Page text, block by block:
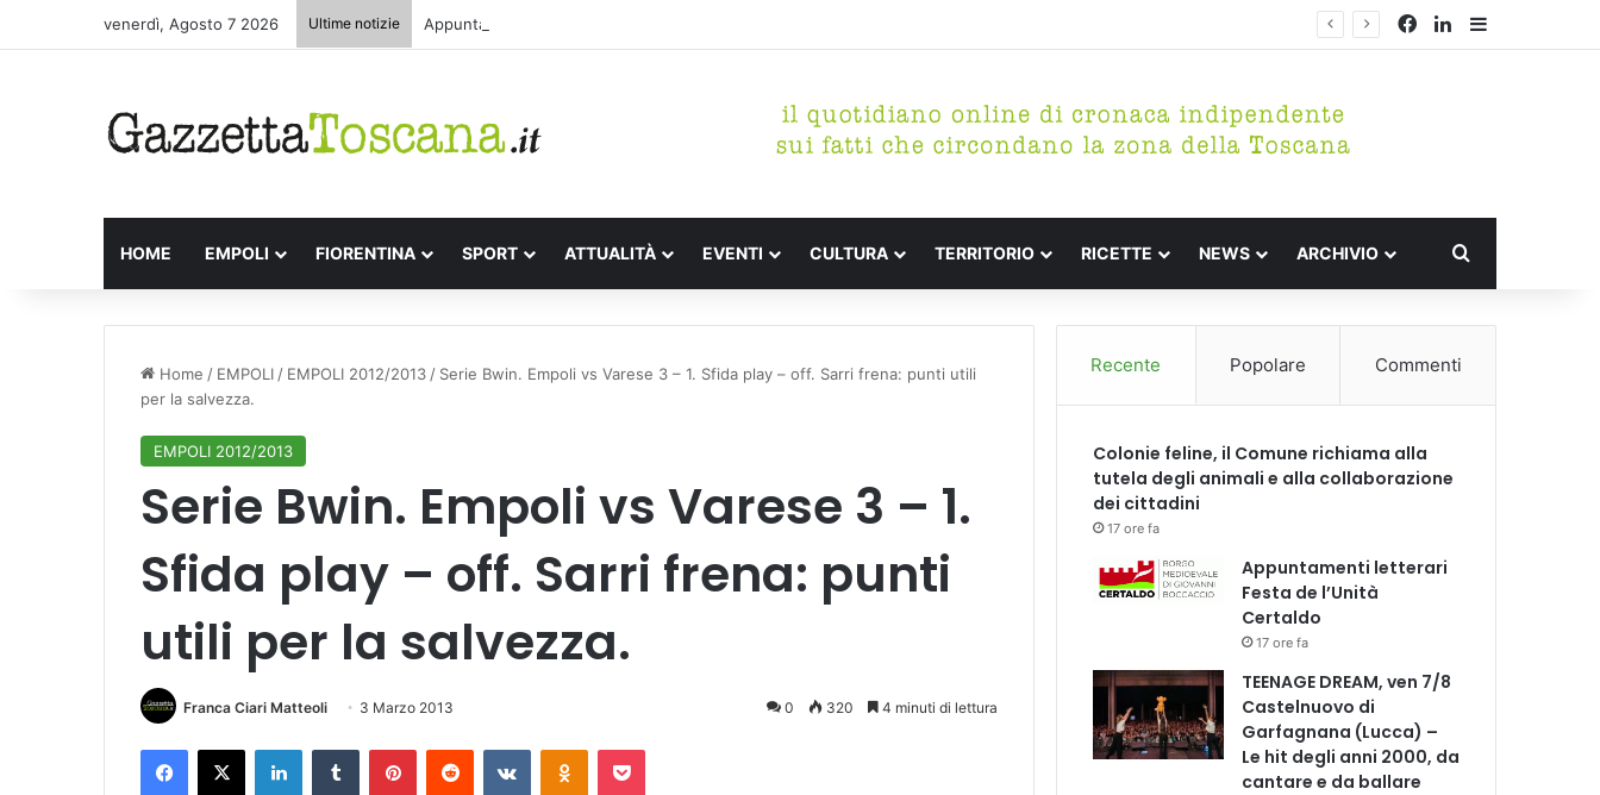
venerdì, Agosto 7 2026 Ultime notizie Appuntamenti letterari Festa de l’Unità Certaldo Facebook
LinkedIn
HOME EMPOLI FIORENTINA SPORT ATTUALITÀ EVENTI CULTURA TERRITORIO RICETTE NEWS ARCHIVIO
Home / EMPOLI / EMPOLI 2012/2013 / Serie Bwin. Empoli vs Varese 3 – 1. Sfida play – off. Sarri frena: punti utili
per la salvezza.
EMPOLI 2012/2013
Serie Bwin. Empoli vs Varese 3 – 1.
Sfida play – off. Sarri frena: punti
utili per la salvezza.
Franca Ciari Matteoli 3 Marzo 2013 0 320 4 minuti di lettura
Recente Popolare Commenti
Colonie feline, il Comune richiama alla
tutela degli animali e alla collaborazione
dei cittadini
17 ore fa
Appuntamenti letterari
Festa de l’Unità
Certaldo
17 ore fa
TEENAGE DREAM, ven 7/8
Castelnuovo di
Garfagnana (Lucca) –
Le hit degli anni 2000, da
cantare e da ballare